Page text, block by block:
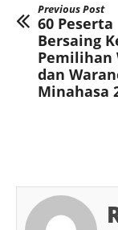
Previous Post
60 Peserta
Bersaing
Pemilihan
dan
Minahasa